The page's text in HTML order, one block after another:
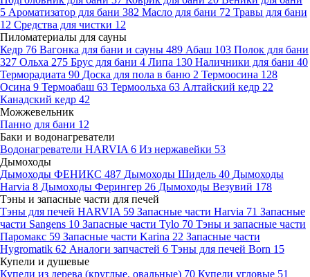
5 Ароматизатор для бани 382 Масло для бани 72 Травы для бани
12 Средства для чистки 12
Пиломатериалы для сауны
Кедр 76 Вагонка для бани и сауны 489 Абаш 103 Полок для бани
327 Ольха 275 Брус для бани 4 Липа 130 Наличники для бани 40
Терморадиата 90 Доска для пола в баню 2 Термоосина 128
Осина 9 Термоабаш 63 Термоольха 63 Алтайский кедр 22
Канадский кедр 42
Можжевельник
Панно для бани 12
Баки и водонагреватели
Водонагреватели HARVIA 6 Из нержавейки 53
Дымоходы
Дымоходы ФЕНИКС 487 Дымоходы Шидель 40 Дымоходы
Harvia 8 Дымоходы Ферингер 26 Дымоходы Везувий 178
Тэны и запасные части для печей
Тэны для печей HARVIA 59 Запасные части Harvia 71 Запасные
части Sangens 10 Запасные части Tylo 70 Тэны и запасные части
Паромакс 59 Запасные части Karina 22 Запасные части
Hygromatik 62 Аналоги запчастей 6 Тэны для печей Born 15
Купели и душевые
Купели из дерева (круглые, овальные) 70 Купели угловые 51